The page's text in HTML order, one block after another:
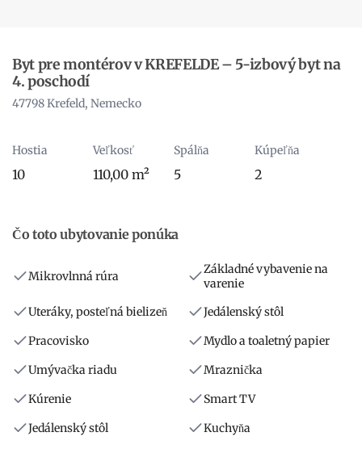
Byt pre montérov v KREFELDE – 5-izbový byt na
4. poschodí
47798 Krefeld, Nemecko
Hostia
10
Veľkosť
110,00 m²
Spálňa
5
Kúpeľňa
2
Čo toto ubytovanie ponúka
Mikrovlnná rúra
Základné vybavenie na
varenie
Uteráky, posteľná bielizeň
Jedálenský stôl
Pracovisko
Mydlo a toaletný papier
Umývačka riadu
Mraznička
Kúrenie
Smart TV
Jedálenský stôl
Kuchyňa